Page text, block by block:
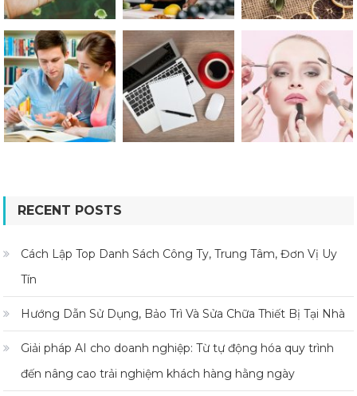
RECENT POSTS
Cách Lập Top Danh Sách Công Ty, Trung Tâm, Đơn Vị Uy
Tín
Hướng Dẫn Sử Dụng, Bảo Trì Và Sửa Chữa Thiết Bị Tại Nhà
Giải pháp AI cho doanh nghiệp: Từ tự động hóa quy trình
đến nâng cao trải nghiệm khách hàng hằng ngày